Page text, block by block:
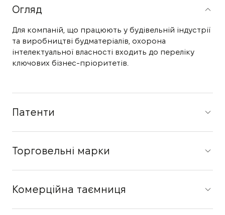
Огляд
Для компаній, що працюють у будівельній індустрії
та виробництві будматеріалів, охорона
інтелектуальної власності входить до переліку
ключових бізнес-пріоритетів.
Патенти
Торговельні марки
Комерційна таємниця